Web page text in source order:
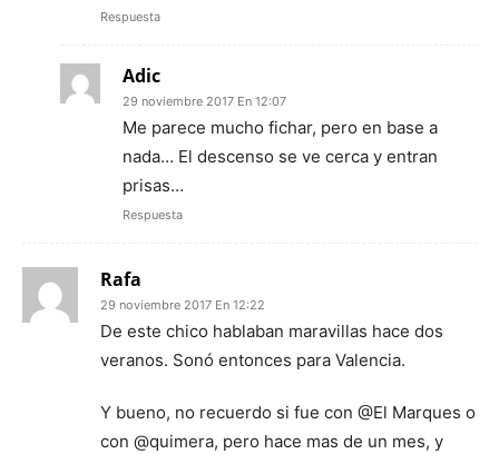
Respuesta
Adic
29 noviembre 2017 En 12:07
Me parece mucho fichar, pero en base a
nada… El descenso se ve cerca y entran
prisas…
Respuesta
Rafa
29 noviembre 2017 En 12:22
De este chico hablaban maravillas hace dos
veranos. Sonó entonces para Valencia.
Y bueno, no recuerdo si fue con @El Marques o
con @quimera, pero hace mas de un mes, y